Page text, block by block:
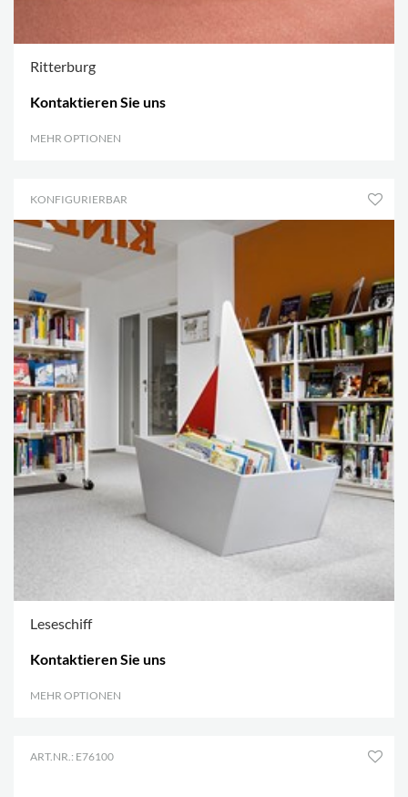
Ritterburg
Kontaktieren Sie uns
MEHR OPTIONEN
KONFIGURIERBAR
Leseschiff
Kontaktieren Sie uns
MEHR OPTIONEN
ART.NR.: E76100